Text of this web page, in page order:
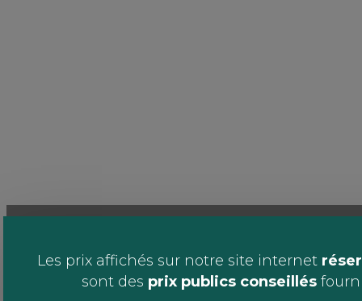
Les prix affichés sur notre site internet
sont des prix publics conseillés